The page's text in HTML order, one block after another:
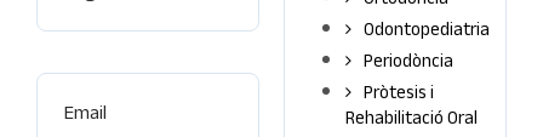
Odontopediatria
Periodòncia
Pròtesis i
Rehabilitació Oral